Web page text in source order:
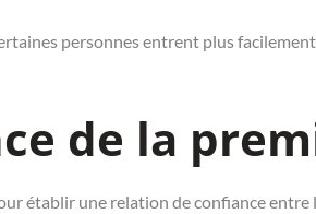
personnes entrent plus
de la
établir une relation de confiance